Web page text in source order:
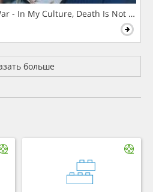
- In My Culture, Death Is Not The
больше